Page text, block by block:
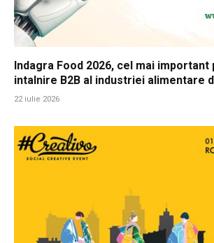
Indagra Food 2026, cel mai important
intalnire B2B al industriei alimentare
22 iulie 2026